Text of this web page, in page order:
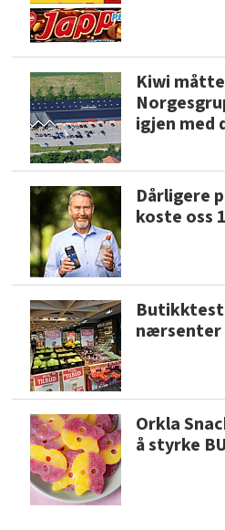
Kiwi
igjen med
Dårligere
koste oss
nærsenter
Orkla
å styrke